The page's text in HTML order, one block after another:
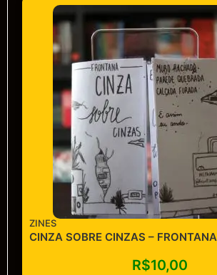
ZINES
CINZA SOBRE CINZAS – FRONTANA
R$10,00